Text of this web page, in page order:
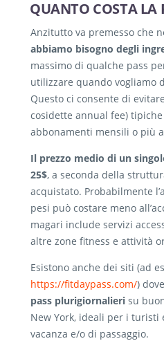
QUANTO COSTA LA
Anzitutto va premesso che
abbiamo bisogno degli
massimo di qualche pass
utilizzare quando vogliamo
Questo ci consente di
cosidette annual fee)
abbonamenti mensili o più
Il prezzo medio di un
25$, a seconda della
acquistato. Probabilmente
pesi può costare meno
magari include servizi
altre zone fitness e attività
Esistono anche dei siti (ad
https://fitdaypass.com/)
pass plurigiornalieri su
New York, ideali per i turisti
vacanza e/o di passaggio.